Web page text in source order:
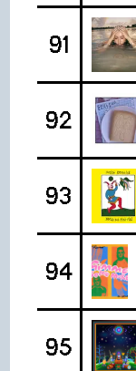
91
92
93
94
95